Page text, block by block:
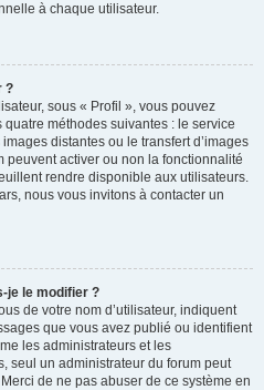
à chaque utilisateur.
?
sous « Profil », vous pouvez
méthodes suivantes : le service
distantes ou le transfert d’images
peuvent activer ou non la fonctionnalité
rendre disponible aux utilisateurs.
nous vous invitons à contacter un
je le modifier ?
de votre nom d’utilisateur, indiquent
que vous avez publié ou identifient
les administrateurs et les
seul un administrateur du forum peut
de ne pas abuser de ce système en